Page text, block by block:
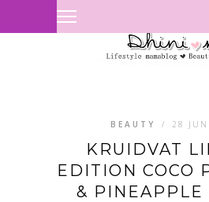
BEAUTY / 28
KRUIDVAT
EDITION COCO
& PINEAPPLE